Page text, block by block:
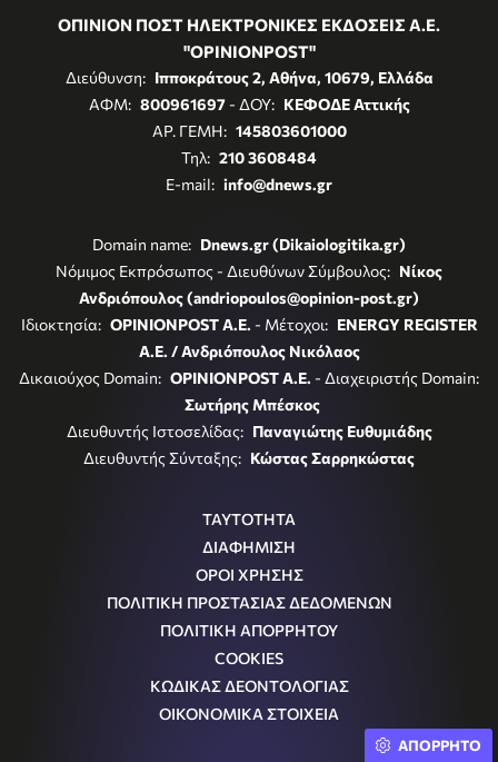
ΟΠΙΝΙΟΝ ΠΟΣΤ ΗΛΕΚΤΡΟΝΙΚΕΣ ΕΚΔΟΣΕΙΣ Α.Ε.
"OPINIONPOST"
Διεύθυνση: Ιπποκράτους 2, Αθήνα, 10679, Ελλάδα
ΑΦΜ: 800961697- ΔΟΥ: ΚΕΦΟΔΕ Αττικής
ΑΡ. ΓΕΜΗ: 145803601000
Τηλ: 210 3608484
E-mail: info@dnews.gr
Domain name: Dnews.gr (Dikaiologitika.gr)
Νόμιμος Εκπρόσωπος - Διευθύνων Σύμβουλος: Νίκος
Ανδριόπουλος (andriopoulos@opinion-post.gr)
Ιδιοκτησία: OPINIONPOST A.E. - Μέτοχοι: ENERGY REGISTER
Α.Ε. / Ανδριόπουλος Νικόλαος
Δικαιούχος Domain: OPINIONPOST A.E. - Διαχειριστής Domain:
Σωτήρης Μπέσκος
Διευθυντής Ιστοσελίδας: Παναγιώτης Ευθυμιάδης
Διευθυντής Σύνταξης: Κώστας Σαρρηκώστας
ΤΑΥΤΟΤΗΤΑ
ΔΙΑΦΗΜΙΣΗ
ΟΡΟΙ ΧΡΗΣΗΣ
ΠΟΛΙΤΙΚΗ ΠΡΟΣΤΑΣΙΑΣ ΔΕΔΟΜΕΝΩΝ
ΠΟΛΙΤΙΚΗ ΑΠΟΡΡΗΤΟΥ
COOKIES
ΚΩΔΙΚΑΣ ΔΕΟΝΤΟΛΟΓΙΑΣ
ΟΙΚΟΝΟΜΙΚΑ ΣΤΟΙΧΕΙΑ
ΑΠΟΡΡΗΤΟ